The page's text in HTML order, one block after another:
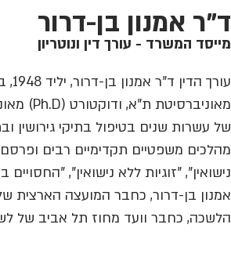
ד"ר אמנון בן-דרור
מייסד המשרד - עורך דין ונוטריון
של עשרות שנים בטיפול בתיקי גירושין
מהלכים משפטיים תקדימיים רבים
נישואין", "זוגיות ללא נישואין",
אמנון בן-דרור, כחבר המועצה הארצית
הלשכה, כחבר וועד מחוז תל אביב של